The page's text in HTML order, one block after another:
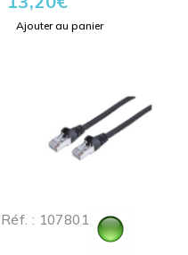
Ajouter au panier
Réf. : 107801